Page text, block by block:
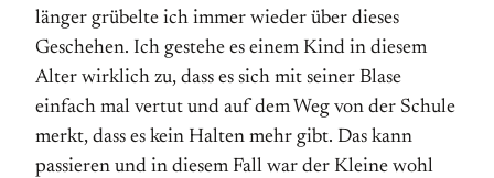
länger grübelte ich immer wieder über dieses
Geschehen. Ich gestehe es einem Kind in diesem
Alter wirklich zu, dass es sich mit seiner Blase
einfach mal vertut und auf dem Weg von der Schule
merkt, dass es kein Halten mehr gibt. Das kann
passieren und in diesem Fall war der Kleine wohl